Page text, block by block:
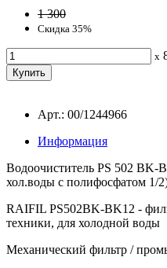
1 300
Скидка 35%
x
Арт.: 00/1244966
Информация
Водоочиститель PS 502 BK-
хол.воды с полифосфатом 1/
RAIFIL PS502BK-BK12 -
техники, для холодной воды
Механический фильтр /